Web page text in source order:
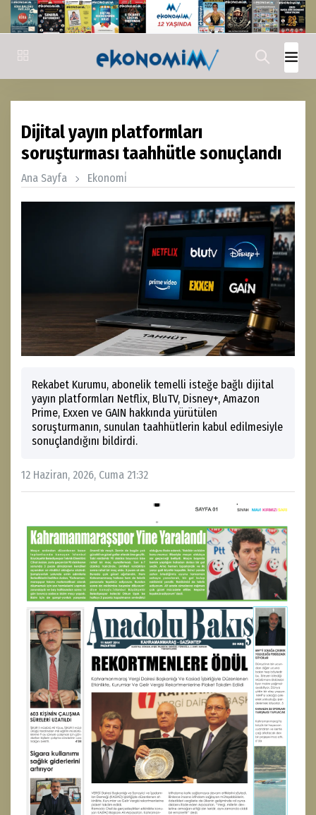
Dijital yayın platformları
soruşturması taahhütle sonuçlandı
Ana Sayfa Ekonomi̇
Rekabet Kurumu, abonelik temelli isteğe bağlı dijital
yayın platformları Netflix, BluTV, Disney+, Amazon
Prime, Exxen ve GAIN hakkında yürütülen
soruşturmanın, sunulan taahhütlerin kabul edilmesiyle
sonuçlandığını bildirdi.
12 Haziran, 2026, Cuma 21:32